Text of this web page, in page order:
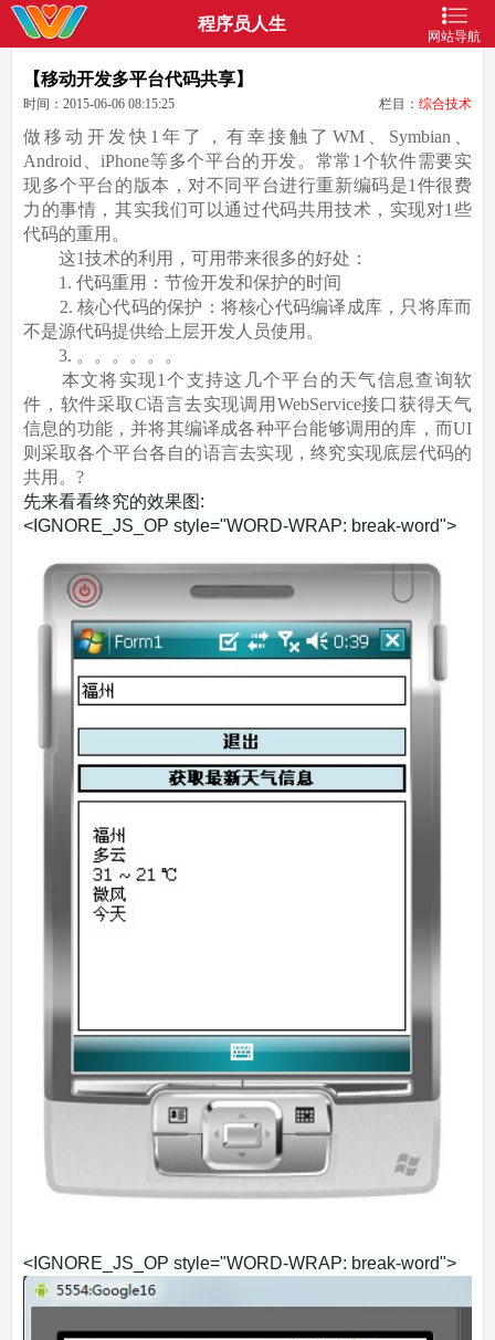
程序员人生
网站导航
【移动开发多平台代码共享】
栏目： 综合技术
时间：2015-06-06 08:15:25
做移动开发快1年了，有幸接触了WM、Symbian、
Android、iPhone等多个平台的开发。常常1个软件需要实
现多个平台的版本，对不同平台进行重新编码是1件很费
力的事情，其实我们可以通过代码共用技术，实现对1些
代码的重用。
这1技术的利用，可用带来很多的好处：
1. 代码重用：节俭开发和保护的时间
2. 核心代码的保护：将核心代码编译成库，只将库而
不是源代码提供给上层开发人员使用。
3. 。。。。。。
本文将实现1个支持这几个平台的天气信息查询软
件，软件采取C语言去实现调用WebService接口获得天气
信息的功能，并将其编译成各种平台能够调用的库，而UI
则采取各个平台各自的语言去实现，终究实现底层代码的
共用。?
先来看看终究的效果图:
<IGNORE_JS_OP style="WORD-WRAP: break-word">
<IGNORE_JS_OP style="WORD-WRAP: break-word">